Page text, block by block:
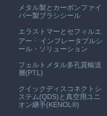
メタル製とカーボンファイ
バー製ブラシシール
エラストマーとセフィルエ
アー ：
インフレータブルシ
ール・ソリューション
フェルトメタル多孔質輸送
層(PTL)
クイックディスコネクトシ
ステム(QDS)と真空用ユニ
オン継手(KENOL®)